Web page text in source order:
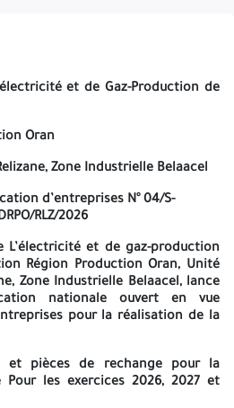
doivent adresser dans une
de Préqualification, sans aucune
des pièces réglementaires
charges. La séance d’ouverture des
le même jour à 10h30 L’enveloppe
sans entête ni sigle et ne devra
RLZ/2026 Fourniture des pompes
la centrale TG de Relizane Offre - A
180 jours à compter de la date limite
présente préqualification est valable
2028. Mail: boudali.samia@sonelgaz-
pe.dz : adida.hadj@@sonelgaz-pe.dz A -=-=-=-
L’électricité
et de Gaz-Production de
Oran
, Zone Industrielle Belaacel
d’entreprises N° 04/S-
RLZ/2026
L’électricité et de gaz-production
Région Production Oran, Unité
Zone Industrielle Belaacel, lance
nationale ouvert en vue
pour la réalisation de la
et pièces de rechange pour la
Pour les exercices 2026, 2027 et